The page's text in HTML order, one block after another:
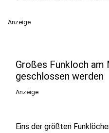
Anzeige
Großes Funkloch am
geschlossen werden
Anzeige
Eins der größten